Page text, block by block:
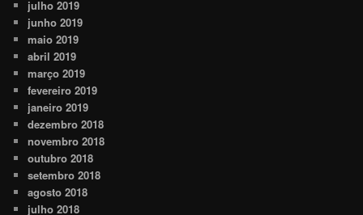
julho 2019
junho 2019
maio 2019
abril 2019
março 2019
fevereiro 2019
janeiro 2019
dezembro 2018
novembro 2018
outubro 2018
setembro 2018
agosto 2018
julho 2018